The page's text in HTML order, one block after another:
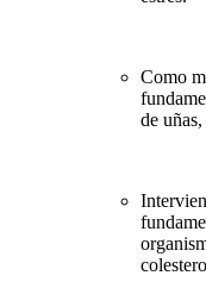
Como
de